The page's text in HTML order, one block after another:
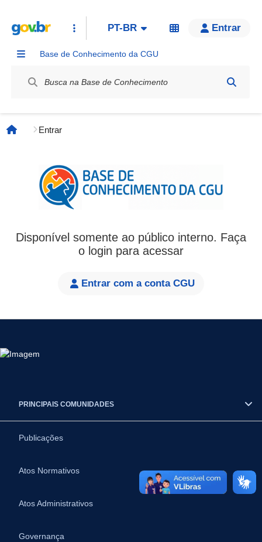
PT-BR Entrar
Base de Conhecimento da CGU
Página inicial
Entrar
Disponível somente ao público interno. Faça
o login para acessar
Entrar com a conta CGU
PRINCIPAIS COMUNIDADES
Publicações
Atos Normativos
Atos Administrativos
Governança